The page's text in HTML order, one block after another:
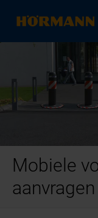
Mobiele
aanvragen